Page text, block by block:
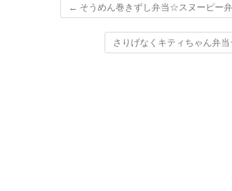
← そうめん巻きずし弁当☆スヌーピー
さりげなくキティちゃん弁